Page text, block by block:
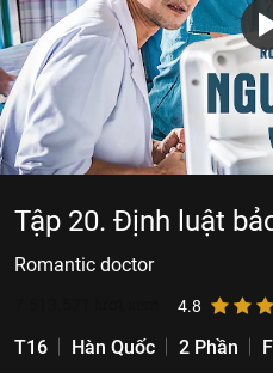
Tập 20. Định luật
Romantic doctor
4.8
T16 Hàn Quốc 2 Phần